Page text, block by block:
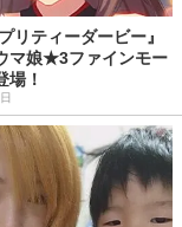
リティーダービー』
マ娘★3ファインモー
場！